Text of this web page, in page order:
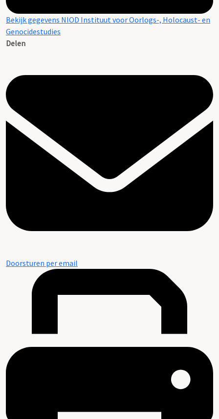
Bekijk gegevens NIOD Instituut voor Oorlogs-, Holocaust- en
Genocidestudies
Delen
Doorsturen per email